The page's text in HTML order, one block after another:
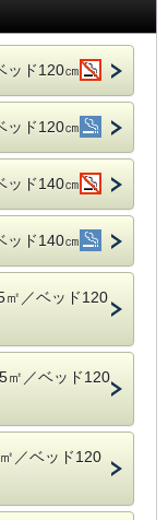
ッド120㎝
ッド120㎝
ッド140㎝
ッド140㎝
㎡／ベッド120
㎡／ベッド120
／ベッド120